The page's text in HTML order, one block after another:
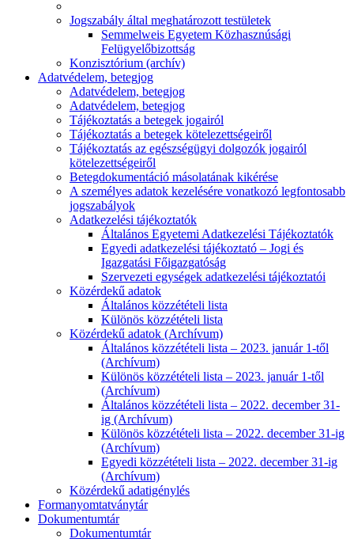
Jogszabály által meghatározott testületek
Semmelweis Egyetem Közhasznúsági
Felügyelőbizottság
Konzisztórium (archív)
Adatvédelem, betegjog
Adatvédelem, betegjog
Adatvédelem, betegjog
Tájékoztatás a betegek jogairól
Tájékoztatás a betegek kötelezettségeiről
Tájékoztatás az egészségügyi dolgozók jogairól
kötelezettségeiről
Betegdokumentáció másolatának kikérése
A személyes adatok kezelésére vonatkozó legfontosabb
jogszabályok
Adatkezelési tájékoztatók
Általános Egyetemi Adatkezelési Tájékoztatók
Egyedi adatkezelési tájékoztató – Jogi és
Igazgatási Főigazgatóság
Szervezeti egységek adatkezelési tájékoztatói
Közérdekű adatok
Általános közzétételi lista
Különös közzétételi lista
Közérdekű adatok (Archívum)
Általános közzétételi lista – 2023. január 1-től
(Archívum)
Különös közzétételi lista – 2023. január 1-től
(Archívum)
Általános közzétételi lista – 2022. december 31-
ig (Archívum)
Különös közzétételi lista – 2022. december 31-ig
(Archívum)
Egyedi közzétételi lista – 2022. december 31-ig
(Archívum)
Közérdekű adatigénylés
Formanyomtatványtár
Dokumentumtár
Dokumentumtár